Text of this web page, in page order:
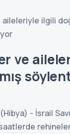
aileleriyle ilgili
ve
- İsrail